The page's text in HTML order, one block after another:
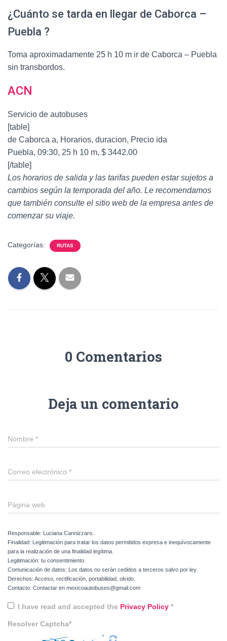
¿Cuánto se tarda en llegar de Caborca –
Puebla ?
Toma aproximadamente 25 h 10 m ir de Caborca – Puebla
sin transbordos.
ACN
Servicio de autobuses
[table]
de Caborca a, Horarios, duracion, Precio ida
Puebla, 09:30, 25 h 10 m, $ 3442.00
[/table]
Los horarios de salida y las tarifas pueden estar sujetos a
cambios según la temporada del año. Le recomendamos
que también consulte el sitio web de la empresa antes de
comenzar su viaje.
Categorías: RUTAS
0 Comentarios
Deja un comentario
Nombre *
Correo electrónico *
Página web
Responsable: Luciana Cannizzaro.
Finalidad: Legitimación para tratar los datos permitidos expresa e inequívocamente
para la realización de una finalidad legítima.
Legitimación: tu consentimiento.
Comunicación de datos: Los datos no serán cedidos a terceros salvo por ley.
Derechos: Acceso, rectificación, portabilidad, olvido.
Contacto: Contactar en mexicoautobuses@gmail.com
I have read and accepted the Privacy Policy *
Resolver Captcha*